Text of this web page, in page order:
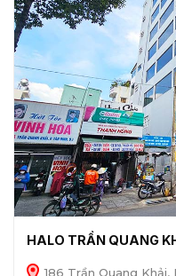
HALO TRẦN QUANG
186 Trần Quang